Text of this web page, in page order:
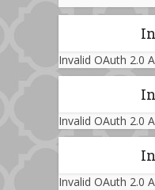
Invalid OAuth 2.0
Invalid OAuth 2.0
Invalid OAuth 2.0